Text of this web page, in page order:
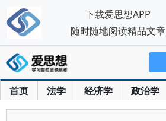
首页 法学 经济学 政治学
下载爱思想APP
随时随地阅读精品文章